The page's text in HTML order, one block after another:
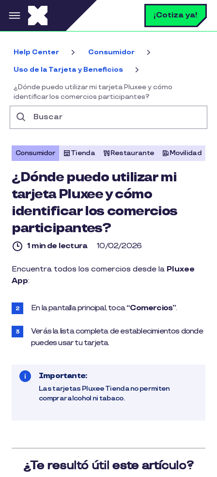
Pasar al contenido principal ¡Cotiza ya!
Help Center Consumidor
Uso de la Tarjeta y Beneficios
¿Dónde puedo utilizar mi tarjeta Pluxee y cómo
identificar los comercios participantes?
Consumidor Tienda Restaurante Movilidad
¿Dónde puedo utilizar mi
tarjeta Pluxee y cómo
identificar los comercios
participantes?
1 min de lectura 10/02/2026
1
de
Encuentra todos los comercios desde la Pluxee
App:
En la pantalla principal, toca“Comercios”.
Verás la lista completa de establecimientos donde
puedes usar tu tarjeta.
Importante:
Las tarjetas Pluxee Tienda no permiten
comprar alcohol ni tabaco.